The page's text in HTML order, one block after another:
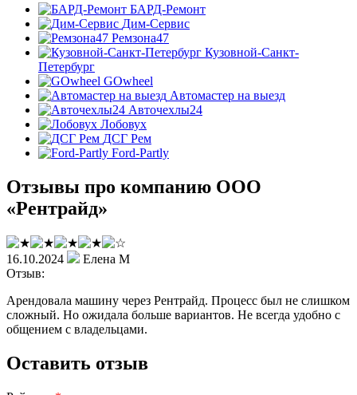
БАРД-Ремонт
Дим-Сервис
Ремзона47
Кузовной-Санкт-
Петербург
GOwheel
Автомастер на выезд
Авточехлы24
Лобовух
ДСГ Рем
Ford-Partly
Отзывы про компанию ООО
«Рентрайд»
16.10.2024
Елена М
Отзыв:
Арендовала машину через Рентрайд. Процесс был не слишком
сложный. Но ожидала больше вариантов. Не всегда удобно с
общением с владельцами.
Оставить отзыв